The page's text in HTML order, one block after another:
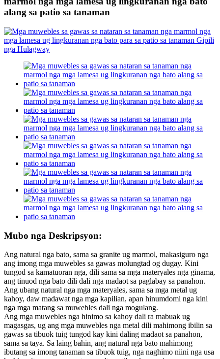
alang sa patio sa tanaman
Mubo nga Deskripsyon:
Ang natural nga bato, sama sa granite ug marmol, makasiguro nga
ang imong mga muwebles sa gawas molungtad og dugay. Kini
tungod sa kamatuoran nga, dili sama sa mga materyales nga ginama,
ang tinuod nga bato dili dali nga madaot sa paglabay sa panahon.
Ang ubang natural nga mga materyales, sama sa mga metal ug
kahoy, daw madawat nga mga kapilian, apan hinumdomi nga kini
nga mga matang sa muwebles dali nga mogulang.
Ang mga muwebles nga hinimo sa kahoy dali ra mabuak ug
magasgas, ug ang mga muwebles nga metal dili mahimong ibilin sa
gawas sa tibuok tuig tungod kay kini daling madaot sa panahon,
sama sa taya. Sa laing bahin, ang natural nga bato mahimong
ibutang sa imong tanaman sa tibuok tuig, nga naghimo niini nga usa